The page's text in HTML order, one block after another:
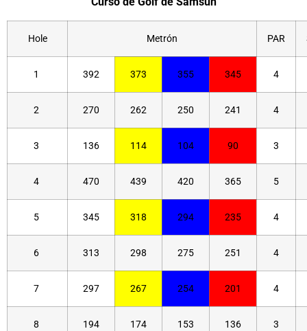
Hole Metrón PAR
1 392 373 355 345 4
2 270 262 250 241 4
3 136 114 104 90 3
4 470 439 420 365 5
5 345 318 294 235 4
6 313 298 275 251 4
7 297 267 254 201 4
8 194 174 153 136 3